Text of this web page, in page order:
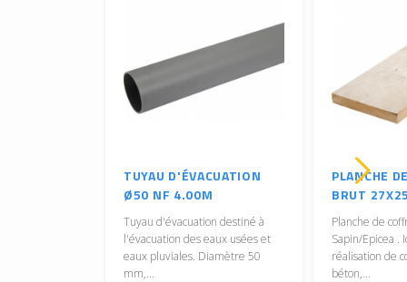
TUYAU D'ÉVACUATION
Ø50 NF 4.00M
Tuyau d'évacuation destiné à
l'évacuation des eaux usées et
eaux pluviales. Diamètre 50
mm,...
PLANCHE
BRUT
Planche de
Sapin/Epicea .
réalisation de
béton,...